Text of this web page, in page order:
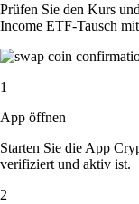
Prüfen Sie den Kurs
Income ETF-Tausch
1
App öffnen
Starten Sie die App
verifiziert und aktiv ist.
2